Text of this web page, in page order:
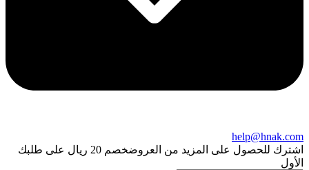
help@hnak.com
اشترك للحصول على المزيد من العروض
خصم 20 ريال على طلبك
الأول